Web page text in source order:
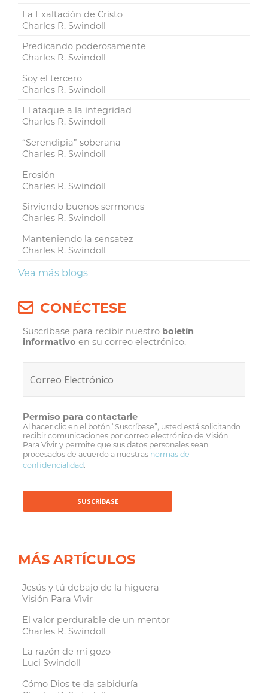
La Exaltación de Cristo
Charles R. Swindoll
Predicando poderosamente
Charles R. Swindoll
Soy el tercero
Charles R. Swindoll
El ataque a la integridad
Charles R. Swindoll
“Serendipia” soberana
Charles R. Swindoll
Erosión
Charles R. Swindoll
Sirviendo buenos sermones
Charles R. Swindoll
Manteniendo la sensatez
Charles R. Swindoll
Vea más blogs
CONÉCTESE
Suscríbase para recibir nuestro boletín
informativo en su correo electrónico.
Permiso para contactarle
Al hacer clic en el botón “Suscríbase”, usted está solicitando
recibir comunicaciones por correo electrónico de Visión
Para Vivir y permite que sus datos personales sean
procesados de acuerdo a nuestras normas de
confidencialidad.
MÁS ARTÍCULOS
Jesús y tú debajo de la higuera
Visión Para Vivir
El valor perdurable de un mentor
Charles R. Swindoll
La razón de mi gozo
Luci Swindoll
Cómo Dios te da sabiduría